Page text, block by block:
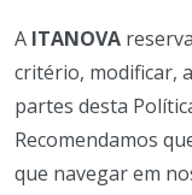
A ITANOVA
critério, modificar,
partes desta
Recomendamos
que navegar em